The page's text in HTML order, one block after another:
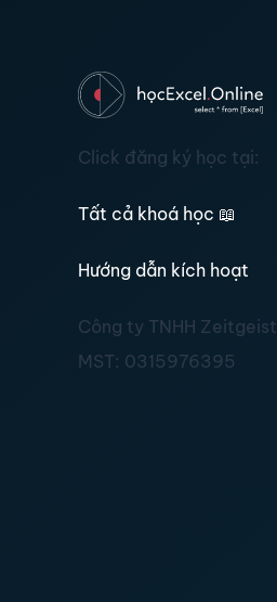
Click đăng ký học tại:
Tất cả khoá học 📖
Hướng dẫn kích hoạt
Công ty TNHH Zeitgeist
MST: 0315976395